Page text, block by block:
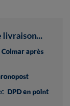
livraison...
après
DPD en point